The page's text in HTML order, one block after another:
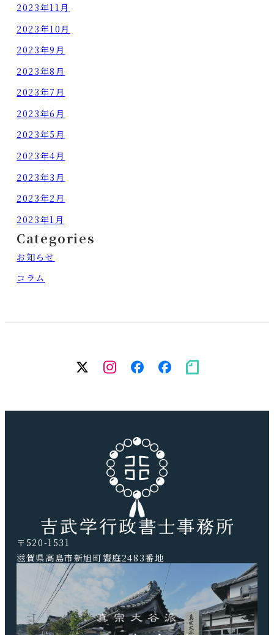
2023年11月
2023年10月
2023年9月
2023年8月
2023年7月
2023年6月
2023年5月
2023年4月
2023年3月
2023年2月
2023年1月
Categories
お知らせ
コラム
twitter
Instagram
facebook（個
人）
facebook（
務
note
〒520-1531
滋賀県高島市新旭町饗庭2483番地
TEL.0740-20-9041 FAX.0740-20-9042